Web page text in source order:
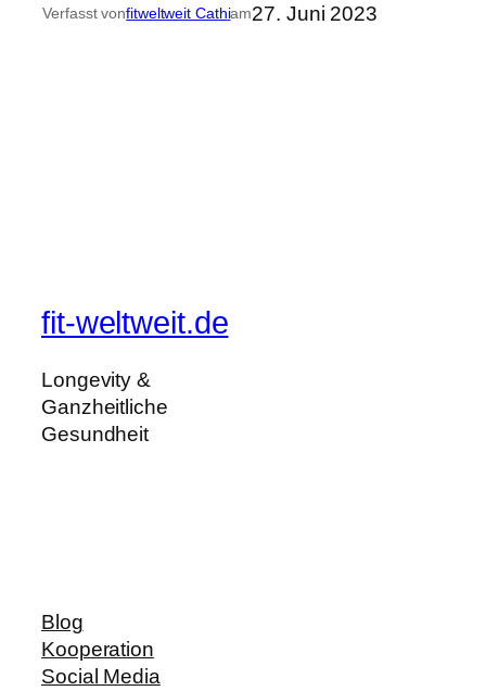
Verfasst vonfitweltweit Cathiam27. Juni 2023
fit-weltweit.de
Longevity &
Ganzheitliche
Gesundheit
Blog
Kooperation
Social Media